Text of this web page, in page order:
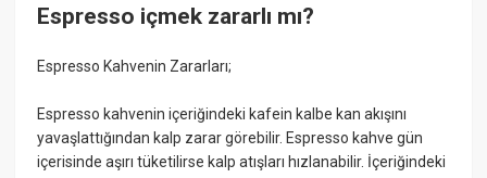
Espresso içmek zararlı mı?
Espresso Kahvenin Zararları;
Espresso kahvenin içeriğindeki kafein kalbe kan akışını
yavaşlattığından kalp zarar görebilir. Espresso kahve gün
içerisinde aşırı tüketilirse kalp atışları hızlanabilir. İçeriğindeki